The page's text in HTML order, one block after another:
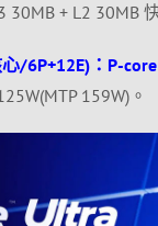
30MB + L2 30MB
/6P+12E)：P-
159W)。